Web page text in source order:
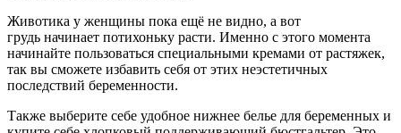
Животика у женщины пока ещё не видно, а вот
грудь начинает потихоньку расти. Именно с этого момента
начинайте пользоваться специальными кремами от растяжек,
так вы сможете избавить себя от этих неэстетичных
последствий беременности.
Также выберите себе удобное нижнее белье для беременных и